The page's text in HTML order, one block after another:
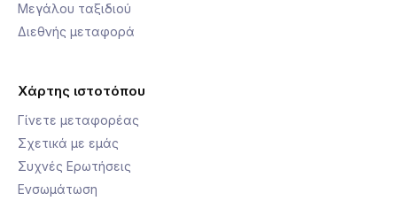
Μεγάλου ταξιδιού
Διεθνής μεταφορά
Χάρτης ιστοτόπου
Γίνετε μεταφορέας
Σχετικά με εμάς
Συχνές Ερωτήσεις
Ενσωμάτωση